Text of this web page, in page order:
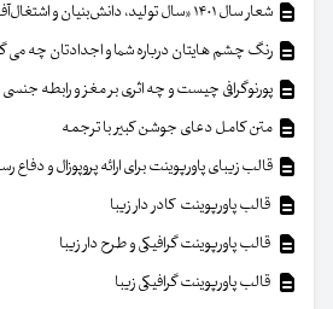
شعار سال ۱۴۰۱ «سال تولید، دانش‌بنیان و اشتغال‌آفرین»
رنگ چشم هایتان درباره شما و اجدادتان چه می
پورنوگرافی چیست و چه اثری بر مغز و رابطه جنسی
متن کامل دعای جوشن کبیر با ترجمه
قالب زیبای پاورپوینت برای ارائه پروپوزال و دفاع
قالب پاورپوینت کادر دار زیبا
قالب پاورپوینت گرافیکی و طرح دار زیبا
قالب پاورپوینت گرافیکی زیبا